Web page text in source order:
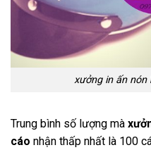
xưởng in ấn nón
Trung bình số lượng mà
cáo nhận thấp nhất là 100